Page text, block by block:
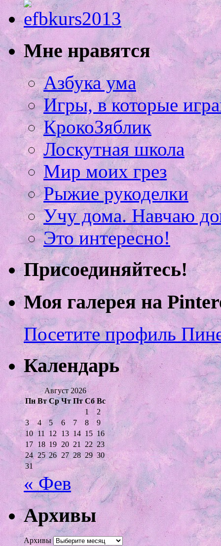
Мне нравятся
Азбука ума
Игры, в которые
КрокоЗяблик
Лоскутная школа
Мир моих грез
Рыжие рукоделки
Учу дома. Навчаю
Это интересно!
Присоединяйтесь!
Моя галерея на
Посетите профиль
Календарь
Август 2026
Пн Вт Ср Чт Пт Сб Вс
1
2
3
4 5 6 7 8
9
10 11 12 13 14 15 16
17 18 19 20 21 22 23
24 25 26 27 28 29 30
31
« Фев
Архивы
Архивы